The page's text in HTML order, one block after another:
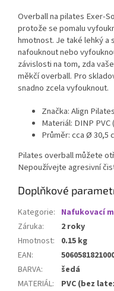
Overball na pilates Exer-
protože se pomalu
hmotnost. Je také lehký a
nafouknout nebo
závislosti na tom, zda
měkčí overball. Pro
snadno zcela vyfouknout.
Značka: Align Pilates
Materiál: DINP PVC
Průměr: cca Ø 30,5
Pilates overball můžete
Nepoužívejte agresivní
Doplňkové
Kategorie: Nafukovací
Záruka:
2 roky
Hmotnost:
0.15 kg
EAN:
BARVA:
šedá
MATERIÁL:
PVC (bez